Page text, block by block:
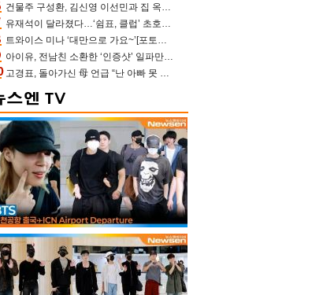
건물주 구성환, 김신영 이선민과 집 옥상서 41만원 한우 파티 “화력이 성화봉송”(나혼산)
유재석이 달라졌다…‘쉼표, 클럽’ 초호화 코스에 주우재도 감탄 (놀면 뭐하니?)
트와이스 미나 ‘대만으로 가요~’[포토엔HD]
아이유, 전남친 소환한 ‘인증샷’ 일파만파 속…남사친 변우석 선물도 남겼나 ‘훈훈’
고경표, 돌아가신 母 언급 “난 아빠 못 될 듯” 족보 태운 부친 응원 뭉클(나혼산)